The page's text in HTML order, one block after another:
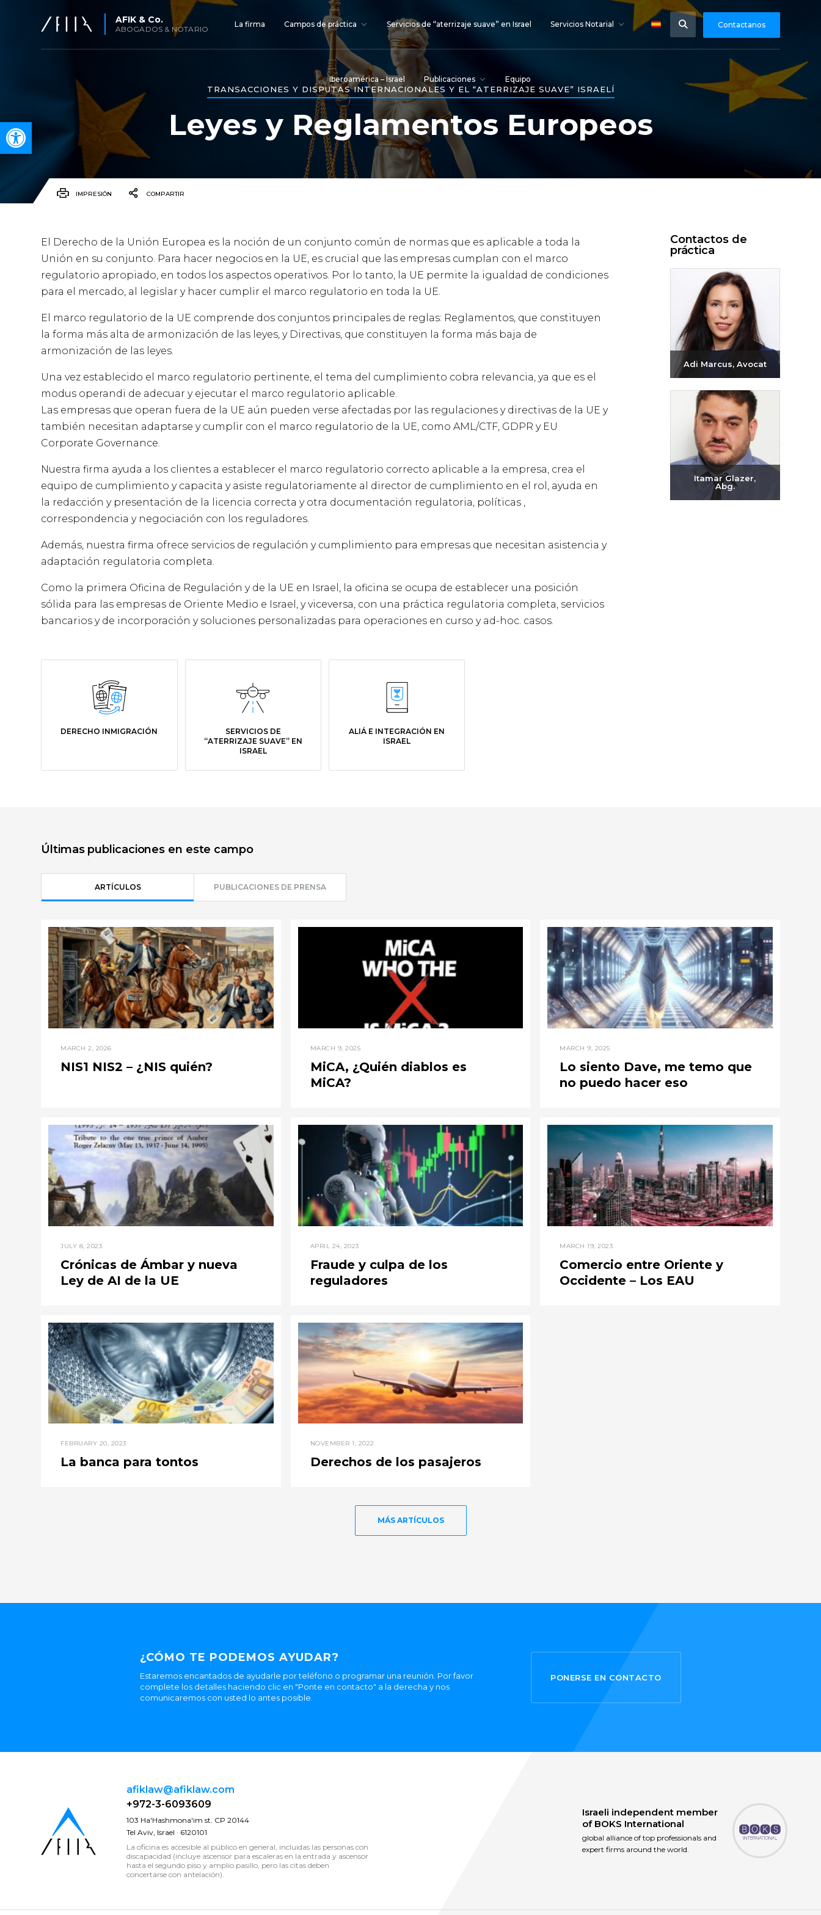
Open toolbar
AFIK & Co.
ABOGADOS & NOTARIO
La firma Campos de práctica Servicios de “aterrizaje suave” en Israel Servicios Notarial
Iberoamérica – Israel Publicaciones Equipo
Contactanos
TRANSACCIONES Y DISPUTAS INTERNACIONALES Y EL “ATERRIZAJE SUAVE” ISRAELÍ
Leyes y Reglamentos Europeos
IMPRESIÓN COMPARTIR
El Derecho de la Unión Europea es la noción de un conjunto común de normas que es aplicable a toda la
Unión en su conjunto. Para hacer negocios en la UE, es crucial que las empresas cumplan con el marco
regulatorio apropiado, en todos los aspectos operativos. Por lo tanto, la UE permite la igualdad de condiciones
para el mercado, al legislar y hacer cumplir el marco regulatorio en toda la UE.
El marco regulatorio de la UE comprende dos conjuntos principales de reglas: Reglamentos, que constituyen
la forma más alta de armonización de las leyes, y Directivas, que constituyen la forma más baja de
armonización de las leyes.
Una vez establecido el marco regulatorio pertinente, el tema del cumplimiento cobra relevancia, ya que es el
modus operandi de adecuar y ejecutar el marco regulatorio aplicable.
Las empresas que operan fuera de la UE aún pueden verse afectadas por las regulaciones y directivas de la UE y
también necesitan adaptarse y cumplir con el marco regulatorio de la UE, como AML/CTF, GDPR y EU
Corporate Governance.
Nuestra firma ayuda a los clientes a establecer el marco regulatorio correcto aplicable a la empresa, crea el
equipo de cumplimiento y capacita y asiste regulatoriamente al director de cumplimiento en el rol, ayuda en
la redacción y presentación de la licencia correcta y otra documentación regulatoria, políticas ,
correspondencia y negociación con los reguladores.
Además, nuestra firma ofrece servicios de regulación y cumplimiento para empresas que necesitan asistencia y
adaptación regulatoria completa.
Como la primera Oficina de Regulación y de la UE en Israel, la oficina se ocupa de establecer una posición
sólida para las empresas de Oriente Medio e Israel, y viceversa, con una práctica regulatoria completa, servicios
bancarios y de incorporación y soluciones personalizadas para operaciones en curso y ad-hoc. casos.
DERECHO INMIGRACIÓN
SERVICIOS DE
“ATERRIZAJE SUAVE” EN
ISRAEL
ALIÁ E INTEGRACIÓN EN
ISRAEL
Contactos de
práctica
Adi Marcus, Avocat
Enviar correo
electrónico
+972-3-6093609
Itamar Glazer,
Abg.
Últimas publicaciones en este campo
ARTÍCULOS PUBLICACIONES DE PRENSA
MARCH 2, 2026
NIS1 NIS2 – ¿NIS quién?
MARCH 9, 2025
MiCA, ¿Quién diablos es
MiCA?
MARCH 9, 2025
Lo siento Dave, me temo que
no puedo hacer eso
JULY 8, 2023
Crónicas de Ámbar y nueva
Ley de AI de la UE
APRIL 24, 2023
Fraude y culpa de los
reguladores
MARCH 19, 2023
Comercio entre Oriente y
Occidente – Los EAU
FEBRUARY 20, 2023
La banca para tontos
NOVEMBER 1, 2022
Derechos de los pasajeros
MÁS ARTÍCULOS
¿CÓMO TE PODEMOS AYUDAR?
Estaremos encantados de ayudarle por teléfono o programar una reunión. Por favor
complete los detalles haciendo clic en "Ponte en contacto" a la derecha y nos
comunicaremos con usted lo antes posible.
PONERSE EN CONTACTO
afiklaw@afiklaw.com
+972-3-6093609
103 Ha'Hashmona'im st. CP 20144
Tel Aviv, Israel · 6120101
La oficina es accesible al público en general, incluidas las personas con
discapacidad (incluye ascensor para escaleras en la entrada y ascensor
hasta el segundo piso y amplio pasillo, pero las citas deben
concertarse con antelación).
Israeli independent member
of BOKS International
global alliance of top professionals and
expert firms around the world.